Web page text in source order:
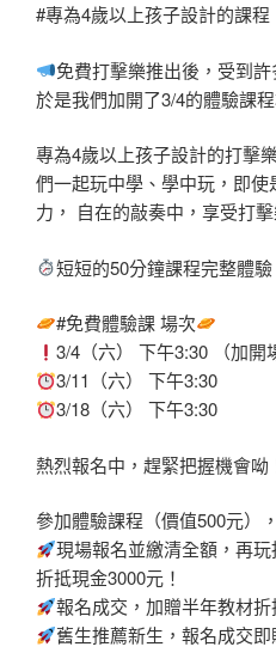
#專為4歲以上孩子設計的課程
免費打擊樂推出後，受到
於是我們加開了3/4的體驗課程
專為4歲以上孩子設計的打擊
們一起玩中學、學中玩，即
力， 自在的敲奏中，享受打擊
短短的50分鐘課程完整體
#免費體驗課場次
3/4（六） 下午3:30 （加開
3/11（六） 下午3:30
3/18（六） 下午3:30
熱烈報名中，趕緊把握機會呦
參加體驗課程（價值500元）
現場報名並繳清全額，再
折抵現金3000元！
報名成交，加贈半年教材折
舊生推薦新生，報名成交即